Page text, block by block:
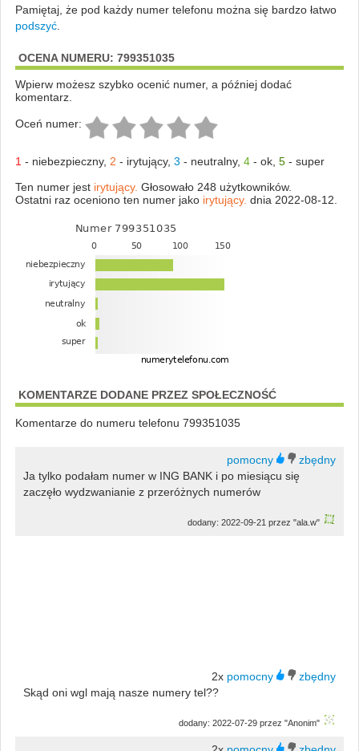
Pamiętaj, że pod każdy numer telefonu można się bardzo łatwo
podszyć.
OCENA NUMERU: 799351035
Wpierw możesz szybko ocenić numer, a później dodać
komentarz.
Oceń numer:
1 - niebezpieczny, 2 - irytujący, 3 - neutralny, 4- ok, 5- super
Ten numer jest irytujący. Głosowało 248 użytkowników.
Ostatni raz oceniono ten numer jako irytujący. dnia 2022-08-12.
KOMENTARZE DODANE PRZEZ SPOŁECZNOŚĆ
Komentarze do numeru telefonu 799351035
Ja tylko podałam numer w ING BANK i po miesiącu się
zaczęło wydzwanianie z przeróżnych numerów
dodany: 2022-09-21 przez "ala.w"
2x
Skąd oni wgl mają nasze numery tel??
dodany: 2022-07-29 przez "Anonim"